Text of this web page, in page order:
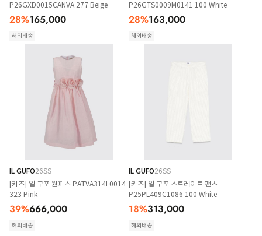
P26GXD0015CANVA 277 Beige
28%165,000
해외배송
P26GTS0009M0141 100 White
28%163,000
해외배송
IL GUFO26SS
[키즈] 일 구포 원피스 PATVA314L0014
323 Pink
39%666,000
해외배송
IL GUFO26SS
[키즈] 일 구포 스트레이트 팬츠
P25PL409C1086 100 White
18%313,000
해외배송